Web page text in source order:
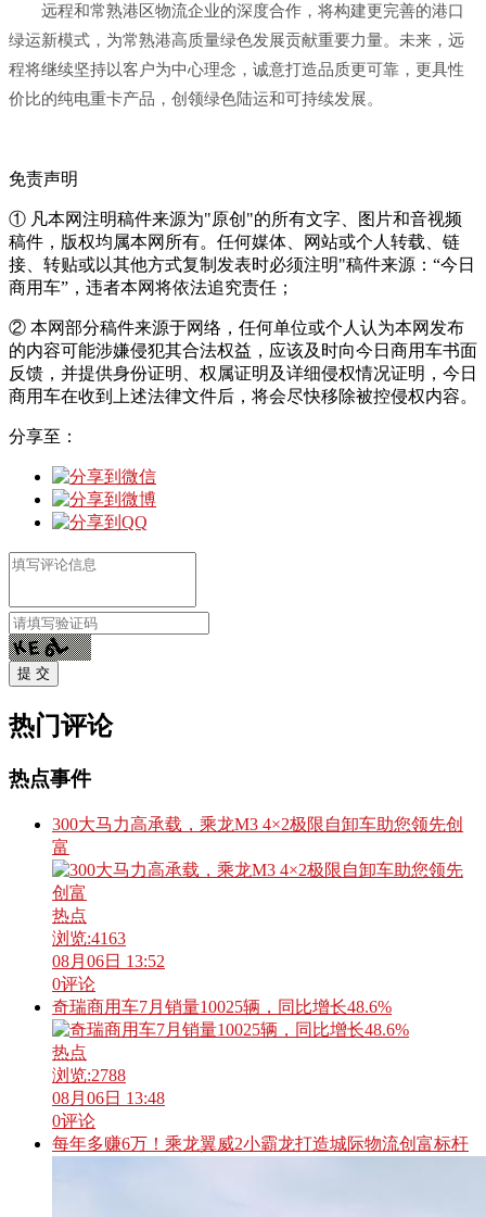
远程和常熟港区物流企业的深度合作，将构建更完善的港口
绿运新模式，为常熟港高质量绿色发展贡献重要力量。未来，远
程将继续坚持以客户为中心理念，诚意打造品质更可靠，更具性
价比的纯电重卡产品，创领绿色陆运和可持续发展。
免责声明
① 凡本网注明稿件来源为"原创"的所有文字、图片和音视频
稿件，版权均属本网所有。任何媒体、网站或个人转载、链
接、转贴或以其他方式复制发表时必须注明"稿件来源：“今日
商用车”，违者本网将依法追究责任；
② 本网部分稿件来源于网络，任何单位或个人认为本网发布
的内容可能涉嫌侵犯其合法权益，应该及时向今日商用车书面
反馈，并提供身份证明、权属证明及详细侵权情况证明，今日
商用车在收到上述法律文件后，将会尽快移除被控侵权内容。
分享至：
提 交
热门评论
热点事件
300大马力高承载，乘龙M3 4×2极限自卸车助您领先创
富
热点
浏览:4163
08月06日 13:52
0评论
奇瑞商用车7月销量10025辆，同比增长48.6%
热点
浏览:2788
08月06日 13:48
0评论
每年多赚6万！乘龙翼威2小霸龙打造城际物流创富标杆